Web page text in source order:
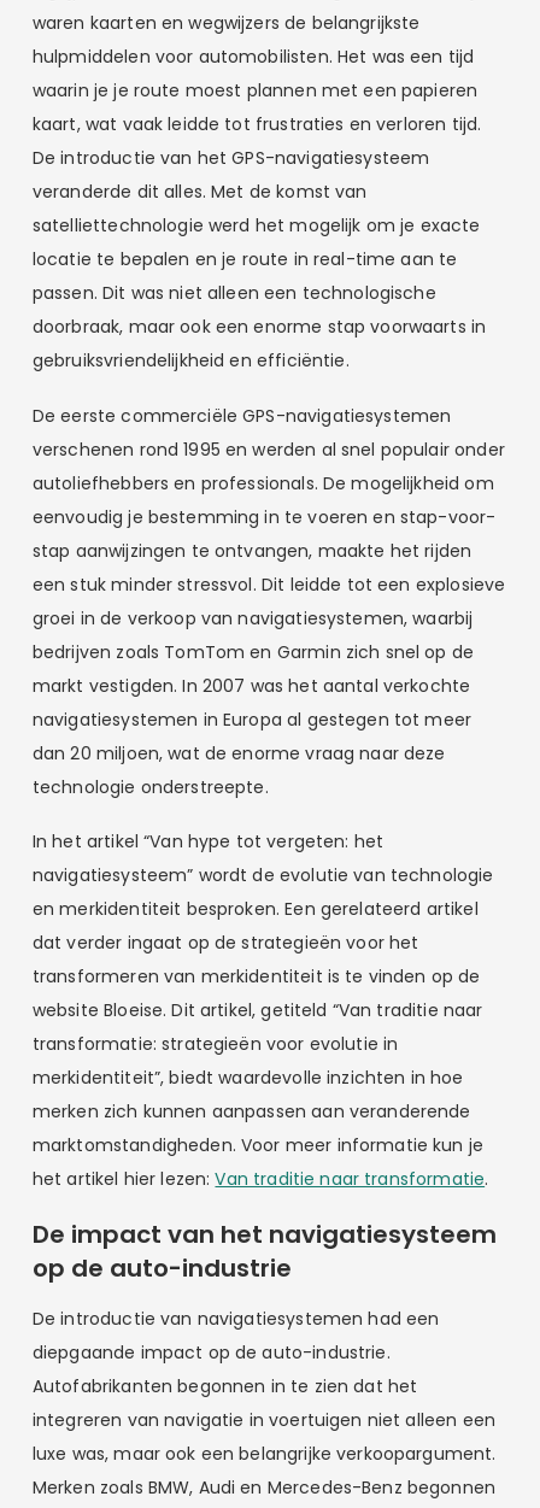
waren kaarten en wegwijzers de belangrijkste
hulpmiddelen voor automobilisten. Het was een tijd
waarin je je route moest plannen met een papieren
kaart, wat vaak leidde tot frustraties en verloren tijd.
De introductie van het GPS-navigatiesysteem
veranderde dit alles. Met de komst van
satelliettechnologie werd het mogelijk om je exacte
locatie te bepalen en je route in real-time aan te
passen. Dit was niet alleen een technologische
doorbraak, maar ook een enorme stap voorwaarts in
gebruiksvriendelijkheid en efficiëntie.
De eerste commerciële GPS-navigatiesystemen
verschenen rond 1995 en werden al snel populair onder
autoliefhebbers en professionals. De mogelijkheid om
eenvoudig je bestemming in te voeren en stap-voor-
stap aanwijzingen te ontvangen, maakte het rijden
een stuk minder stressvol. Dit leidde tot een explosieve
groei in de verkoop van navigatiesystemen, waarbij
bedrijven zoals TomTom en Garmin zich snel op de
markt vestigden. In 2007 was het aantal verkochte
navigatiesystemen in Europa al gestegen tot meer
dan 20 miljoen, wat de enorme vraag naar deze
technologie onderstreepte.
In het artikel “Van hype tot vergeten: het
navigatiesysteem” wordt de evolutie van technologie
en merkidentiteit besproken. Een gerelateerd artikel
dat verder ingaat op de strategieën voor het
transformeren van merkidentiteit is te vinden op de
website Bloeise. Dit artikel, getiteld “Van traditie naar
transformatie: strategieën voor evolutie in
merkidentiteit”, biedt waardevolle inzichten in hoe
merken zich kunnen aanpassen aan veranderende
marktomstandigheden. Voor meer informatie kun je
het artikel hier lezen:Van traditie naar transformatie.
De impact van het navigatiesysteem
op de auto-industrie
De introductie van navigatiesystemen had een
diepgaande impact op de auto-industrie.
Autofabrikanten begonnen in te zien dat het
integreren van navigatie in voertuigen niet alleen een
luxe was, maar ook een belangrijke verkoopargument.
Merken zoals BMW, Audi en Mercedes-Benz begonnen